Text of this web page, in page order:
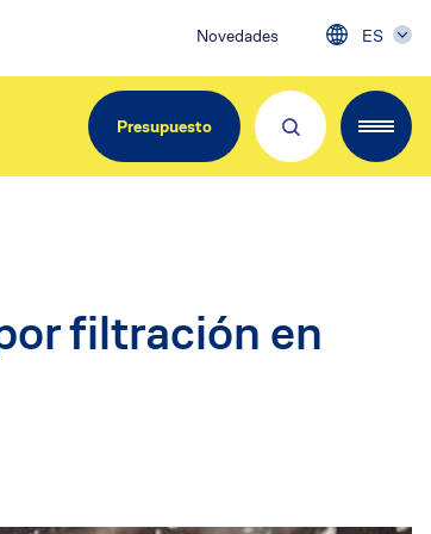
Novedades ES
C/ Girona, 134
08037 Barcelona
Presupuesto
filtración en